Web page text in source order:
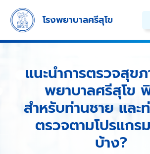
content
โรงพยาบาลศรีสุโข
แนะนำการตรวจสุข
พยาบาลศรีสุโข
สำหรับท่านชาย แล
ตรวจตามโปรแกร
บ้าง?